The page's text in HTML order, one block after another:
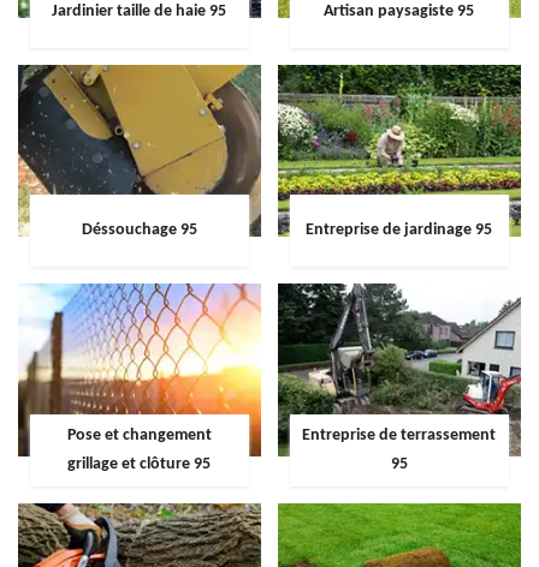
Jardinier taille de haie 95 Artisan paysagiste 95
Déssouchage 95 Entreprise de jardinage 95
Pose et changement
grillage et clôture 95
Entreprise de terrassement
95